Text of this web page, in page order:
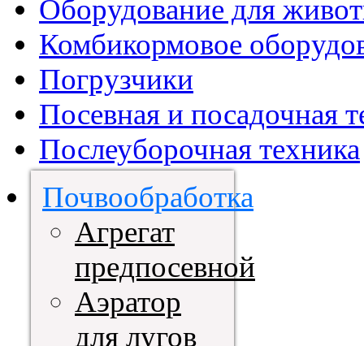
Оборудование для
Комбикормовое
Погрузчики
Посевная и посадочная
Послеуборочная техника
Почвообработка
Агрегат
предпосевной
Аэратор
для лугов